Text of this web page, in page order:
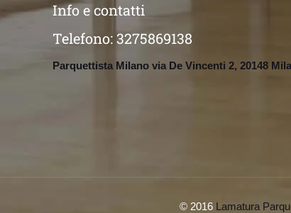
Info e contatti
Telefono:3275869138
Parquettista Milano via De Vincenti 2, 20148
© 2016 Lamatura